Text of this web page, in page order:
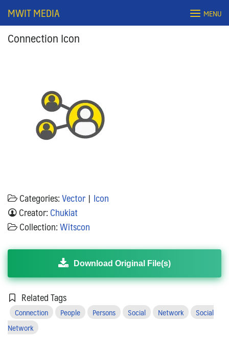
MWIT MEDIA MENU
Connection Icon
Categories:Vector | Icon
Creator:Chukiat
Collection:Witscon
Download Original File(s)
Related Tags
Connection People Persons Social Network
Social
Network